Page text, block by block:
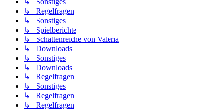
↳ Sonstiges
↳ Regelfragen
↳ Sonstiges
↳ Spielberichte
↳ Schattenreiche von Valeria
↳ Downloads
↳ Sonstiges
↳ Downloads
↳ Regelfragen
↳ Sonstiges
↳ Regelfragen
↳ Regelfragen